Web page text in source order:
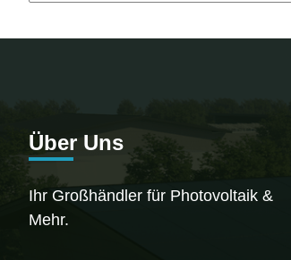
Über Uns
Ihr Großhändler für Photovoltaik &
Mehr.